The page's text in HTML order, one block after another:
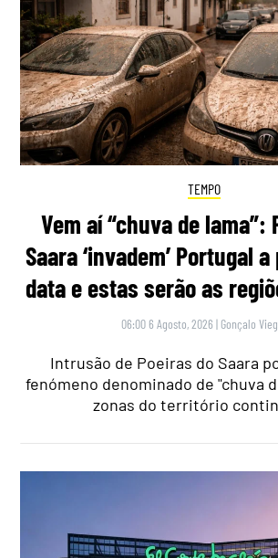
TEMPO
Vem aí “chuva de lama”:
Saara ‘invadem’ Portugal
data e estas serão as
06:00 6 Agosto, 2026 | Gonçalo
Intrusão de Poeiras do Saara
fenómeno denominado de "chuva
zonas do território